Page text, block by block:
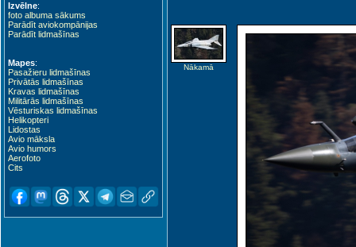
Izvēlne:
foto albuma sākums
Parādīt aviokompānijas
Parādīt lidmašīnas
Mapes:
Pasažieru lidmašīnas
Privātās lidmašīnas
Kravas lidmašīnas
Militārās lidmašīnas
Vēsturiskas lidmašīnas
Helikopteri
Lidostas
Avio māksla
Avio humors
Aerofoto
Cits
Nākamā